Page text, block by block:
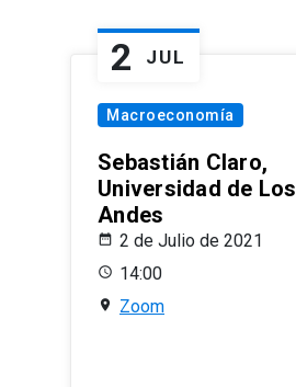
2 JUL
Macroeconomía
Sebastián Claro,
Universidad de Los
Andes
2 de Julio de 2021
14:00
Zoom